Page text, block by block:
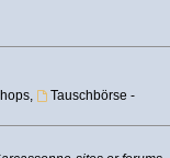
,
Tauschbörse -